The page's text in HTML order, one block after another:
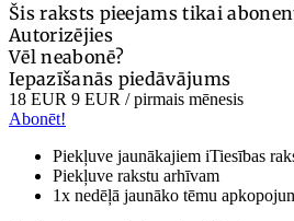
Šis raksts pieejams tikai
Autorizējies
Vēl neabonē?
Iepazīšanās piedāvājums
18 EUR 9 EUR / pirmais mēnesis
Abonēt!
Piekļuve jaunākajiem iTiesības
Piekļuve rakstu arhīvam
1x nedēļā jaunāko tēmu